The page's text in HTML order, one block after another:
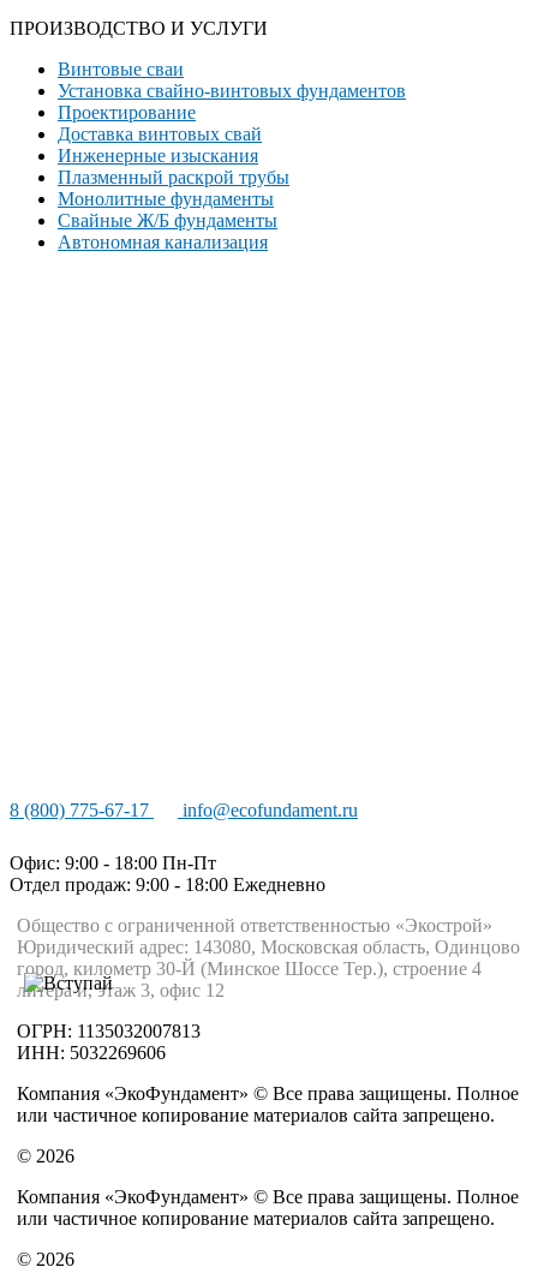
ПРОИЗВОДСТВО И УСЛУГИ
Винтовые сваи
Установка свайно-винтовых фундаментов
Проектирование
Доставка винтовых свай
Инженерные изыскания
Плазменный раскрой трубы
Монолитные фундаменты
Свайные Ж/Б фундаменты
Автономная канализация
8 (800) 775-67-17 info@ecofundament.ru
Офис: 9:00 - 18:00 Пн-Пт
Отдел продаж: 9:00 - 18:00 Ежедневно
Общество с ограниченной ответственностью «Экострой»
Юридический адрес: 143080, Московская область, Одинцово
город, километр 30-Й (Минское Шоссе Тер.), строение 4
литера и, этаж 3, офис 12
ОГРН: 1135032007813
ИНН: 5032269606
Компания «ЭкоФундамент» © Все права защищены. Полное
или частичное копирование материалов сайта запрещено.
© 2026
Компания «ЭкоФундамент» © Все права защищены. Полное
или частичное копирование материалов сайта запрещено.
© 2026